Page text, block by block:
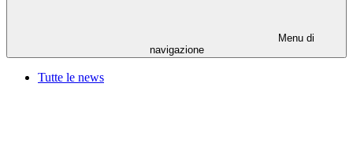
Menu di
navigazione
Tutte le news